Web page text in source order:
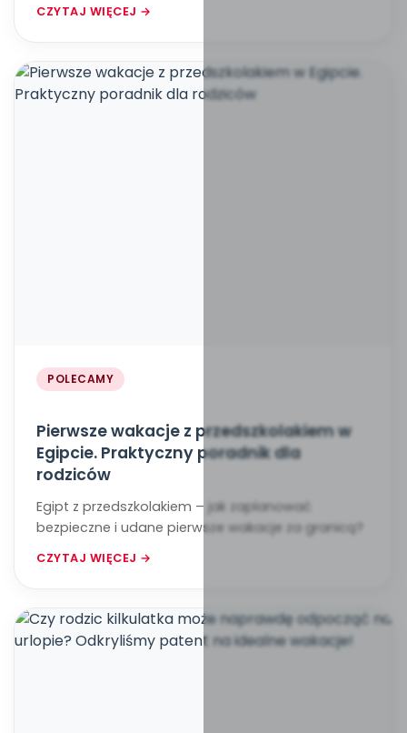
CZYTAJ WIĘCEJ →
POLECAMY
Pierwsze wakacje z przedszkolakiem w
Egipcie. Praktyczny poradnik dla
rodziców
Egipt z przedszkolakiem – jak zaplanować
bezpieczne i udane pierwsze wakacje za granicą?
CZYTAJ WIĘCEJ →